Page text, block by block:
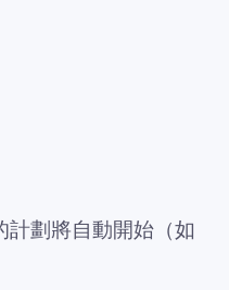
計劃將自動開始（如